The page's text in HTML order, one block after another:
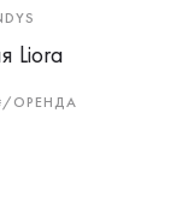
Liora
ОРЕНДА